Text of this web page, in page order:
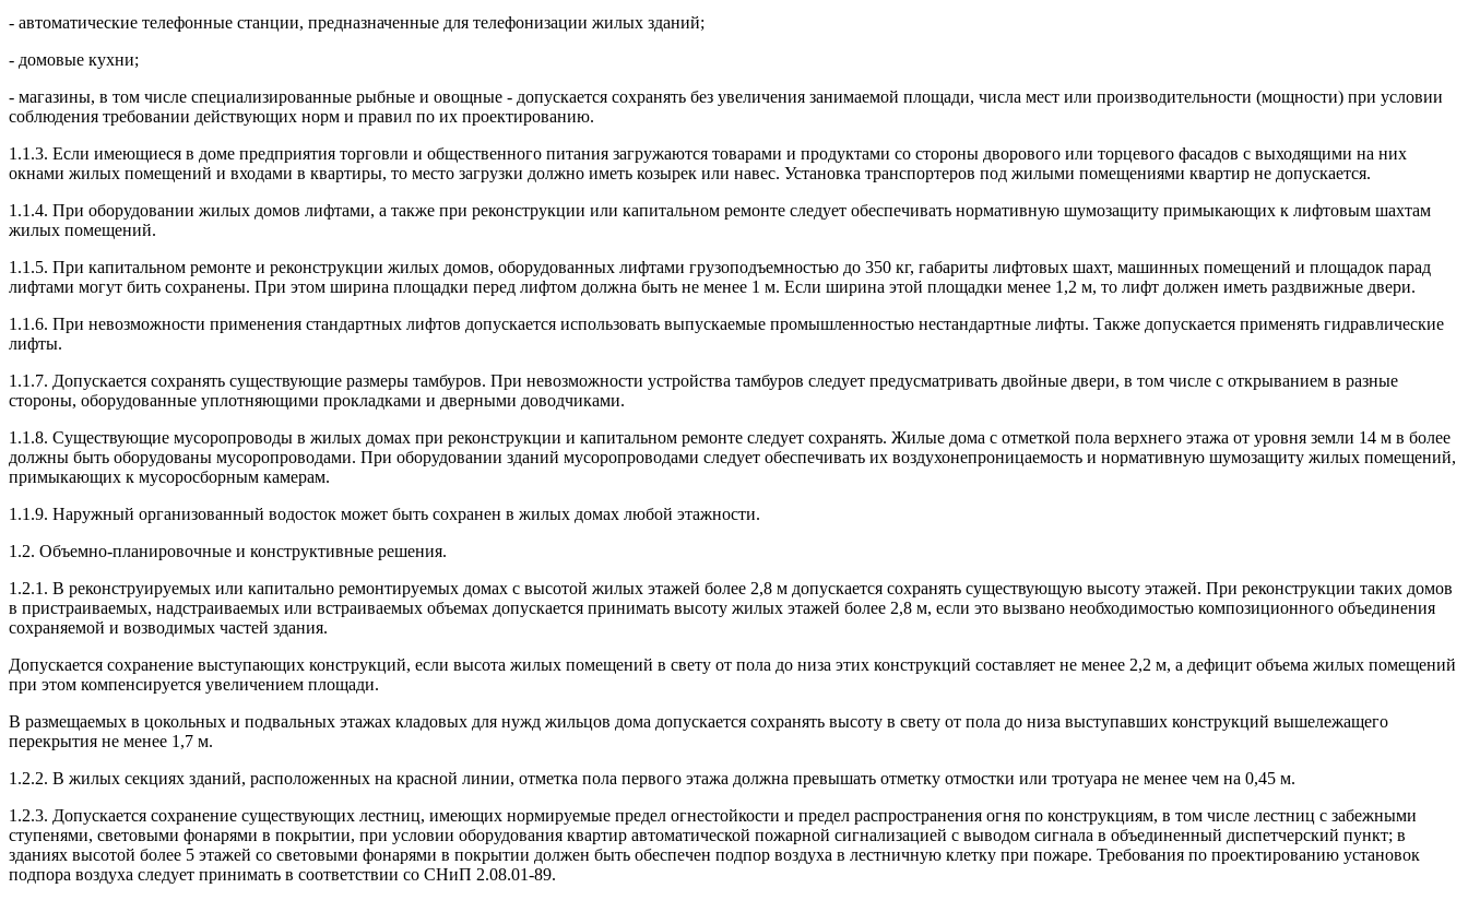
- автоматические телефонные станции, предназначенные для телефонизации жилых зданий;
- домовые кухни;
- магазины, в том числе специализированные рыбные и овощные - допускается сохранять без увеличения занимаемой площади, числа мест или производительности (мощности) при условии
соблюдения требовании действующих норм и правил по их проектированию.
1.1.3. Если имеющиеся в доме предприятия торговли и общественного питания загружаются товарами и продуктами со стороны дворового или торцевого фасадов с выходящими на них
окнами жилых помещений и входами в квартиры, то место загрузки должно иметь козырек или навес. Установка транспортеров под жилыми помещениями квартир не допускается.
1.1.4. При оборудовании жилых домов лифтами, а также при реконструкции или капитальном ремонте следует обеспечивать нормативную шумозащиту примыкающих к лифтовым шахтам
жилых помещений.
1.1.5. При капитальном ремонте и реконструкции жилых домов, оборудованных лифтами грузоподъемностью до 350 кг, габариты лифтовых шахт, машинных помещений и площадок парад
лифтами могут бить сохранены. При этом ширина площадки перед лифтом должна быть не менее 1 м. Если ширина этой площадки менее 1,2 м, то лифт должен иметь раздвижные двери.
1.1.6. При невозможности применения стандартных лифтов допускается использовать выпускаемые промышленностью нестандартные лифты. Также допускается применять гидравлические
лифты.
1.1.7. Допускается сохранять существующие размеры тамбуров. При невозможности устройства тамбуров следует предусматривать двойные двери, в том числе с открыванием в разные
стороны, оборудованные уплотняющими прокладками и дверными доводчиками.
1.1.8. Существующие мусоропроводы в жилых домах при реконструкции и капитальном ремонте следует сохранять. Жилые дома с отметкой пола верхнего этажа от уровня земли 14 м в более
должны быть оборудованы мусоропроводами. При оборудовании зданий мусоропроводами следует обеспечивать их воздухонепроницаемость и нормативную шумозащиту жилых помещений,
примыкающих к мусоросборным камерам.
1.1.9. Наружный организованный водосток может быть сохранен в жилых домах любой этажности.
1.2. Объемно-планировочные и конструктивные решения.
1.2.1. В реконструируемых или капитально ремонтируемых домах с высотой жилых этажей более 2,8 м допускается сохранять существующую высоту этажей. При реконструкции таких домов
в пристраиваемых, надстраиваемых или встраиваемых объемах допускается принимать высоту жилых этажей более 2,8 м, если это вызвано необходимостью композиционного объединения
сохраняемой и возводимых частей здания.
Допускается сохранение выступающих конструкций, если высота жилых помещений в свету от пола до низа этих конструкций составляет не менее 2,2 м, а дефицит объема жилых помещений
при этом компенсируется увеличением площади.
В размещаемых в цокольных и подвальных этажах кладовых для нужд жильцов дома допускается сохранять высоту в свету от пола до низа выступавших конструкций вышележащего
перекрытия не менее 1,7 м.
1.2.2. В жилых секциях зданий, расположенных на красной линии, отметка пола первого этажа должна превышать отметку отмостки или тротуара не менее чем на 0,45 м.
1.2.3. Допускается сохранение существующих лестниц, имеющих нормируемые предел огнестойкости и предел распространения огня по конструкциям, в том числе лестниц с забежными
ступенями, световыми фонарями в покрытии, при условии оборудования квартир автоматической пожарной сигнализацией с выводом сигнала в объединенный диспетчерский пункт; в
зданиях высотой более 5 этажей со световыми фонарями в покрытии должен быть обеспечен подпор воздуха в лестничную клетку при пожаре. Требования по проектированию установок
подпора воздуха следует принимать в соответствии со СНиП 2.08.01-89.